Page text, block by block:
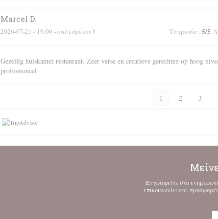
Marcel D
2026-07-21 - 19:00 - καλεσμένοι 3 Υπηρεσία : 5/5
Gezellig huiskamer restaurant. Zeer verse en creatieve gerechten op hoog
professioneel
1 2 3
Εγγραφείτε στο
επικοινωνίες και